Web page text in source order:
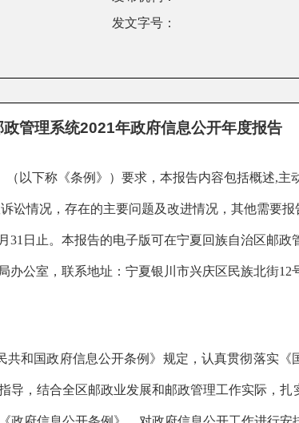
发文字号：
政管理系统2021年政府信息公开年度报告
以下称《条例》）要求，本报告内容包括概述,主
讼情况 ， 存在的主要问题及改进情况 ，其他需要
31日止。本报告的电子版可在宁夏回族自治区邮政
办公室，联系地址： 宁夏银川市兴庆区民族北街12
共和国政府信息公开条例》 规定 ，认真贯彻落实
导，结合全区邮政业发展和邮政管理工作实际，